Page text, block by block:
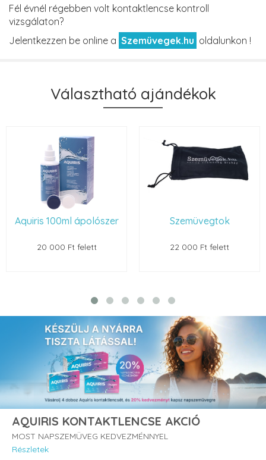
Fél évnél régebben volt kontaktlencse kontroll
vizsgálaton?
Jelentkezzen be online a Szemüvegek.hu oldalunkon !
Választható ajándékok
Aquiris 100ml ápolószer
20 000 Ft felett
Szemüvegtok
22 000 Ft felett
AQUIRIS KONTAKTLENCSE AKCIÓ
MOST NAPSZEMÜVEG KEDVEZMÉNNYEL
Részletek